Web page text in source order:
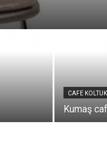
CAFE
Kumaş